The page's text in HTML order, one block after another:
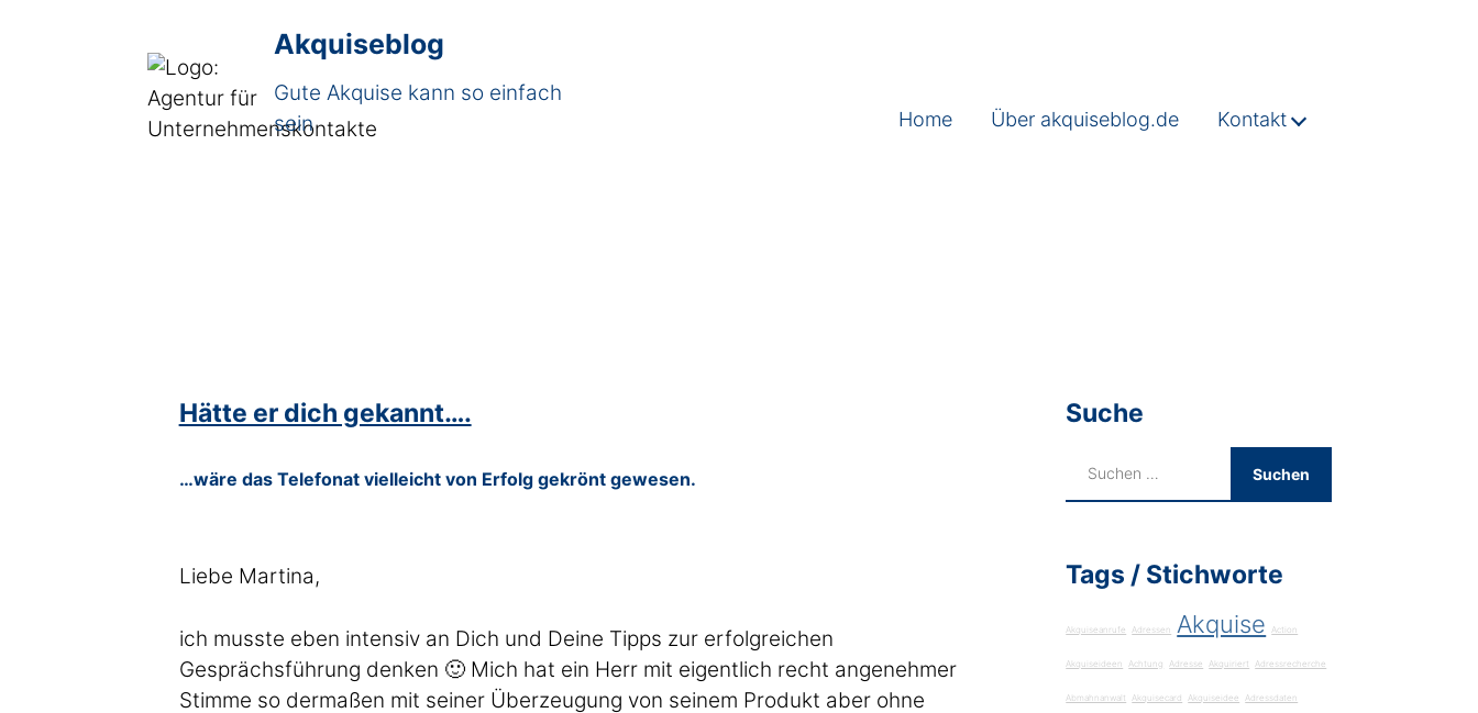
Akquiseblog
Gute Akquise kann so einfach
sein
Home Über akquiseblog.de Kontakt
Hätte er dich gekannt….
…wäre das Telefonat vielleicht von Erfolg gekrönt gewesen.
Liebe Martina,
ich musste eben intensiv an Dich und Deine Tipps zur erfolgreichen
Gesprächsführung denken 🙂 Mich hat ein Herr mit eigentlich recht angenehmer
Stimme so dermaßen mit seiner Überzeugung von seinem Produkt aber ohne
Suche
Tags / Stichworte
Akquiseanrufe Adressen Akquise Action
Akquiseideen Achtung Adresse Akquiriert Adressrecherche
Abmahnanwalt Akquisecard Akquiseidee Adressdaten